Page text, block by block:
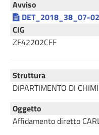
Avviso
DET_2018_38_07-
CIG
ZF42202CFF
Struttura
DIPARTIMENTO DI
Oggetto
Affidamento diretto